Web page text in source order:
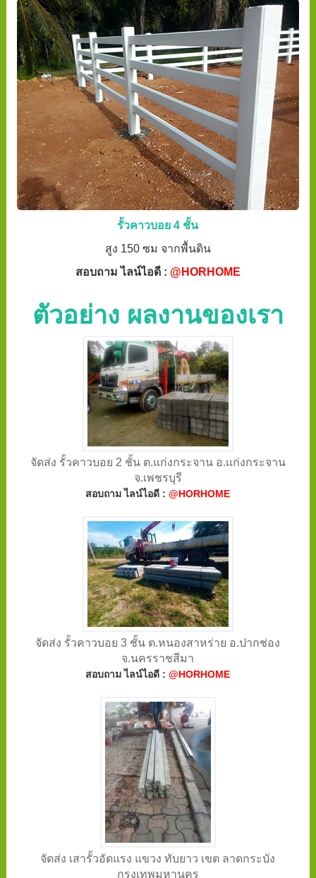
รั้วคาวบอย 4 ชั้น
สูง 150 ซม จากพื้นดิน
สอบถาม ไลน์ไอดี : @HORHOME
ตัวอย่าง ผลงานของเรา
จัดส่ง รั้วคาวบอย 2 ชั้น ต.แก่งกระจาน อ.แก่งกระจาน
จ.เพชรบุรี
สอบถาม ไลน์ไอดี :@HORHOME
จัดส่ง รั้วคาวบอย 3 ชั้น ต.หนองสาหร่าย อ.ปากช่อง
จ.นครราชสีมา
สอบถาม ไลน์ไอดี :@HORHOME
จัดส่ง เสารั้วอัดแรง แขวง ทับยาว เขต ลาดกระบัง
กรุงเทพมหานคร